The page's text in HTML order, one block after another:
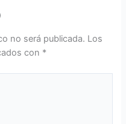
no será publicada. Los
con *